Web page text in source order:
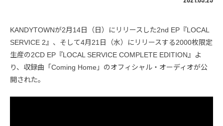
KANDYTOWNが2月14日（日）にリリースした2nd EP『LOCAL
SERVICE 2』、そして4月21日（水）にリリースする2000枚限定
生産の2CD EP『LOCAL SERVICE COMPLETE EDITION』よ
り、収録曲「Coming Home」のオフィシャル・オーディオが公
開された。